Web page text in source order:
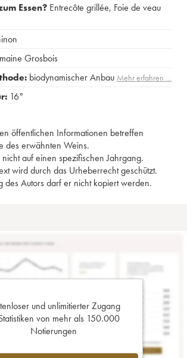
Essen? Entrecôte grillée, Foie de veau
Grosbois
biodynamischer Anbau Mehr erfahren …
16°
öffentlichen Informationen betreffen
des erwähnten Weins.
auf einen spezifischen Jahrgang.
wird durch das Urheberrecht geschützt.
des Autors darf er nicht kopiert werden.
und unlimitierter Zugang
von mehr als 150.000
Notierungen